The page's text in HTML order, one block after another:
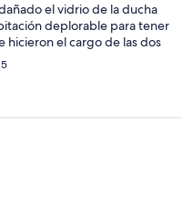
el vidrio de la ducha
deplorable para tener
hicieron el cargo de las dos
las 10 am me pareció
para mis reservas y
poner en servicio esa